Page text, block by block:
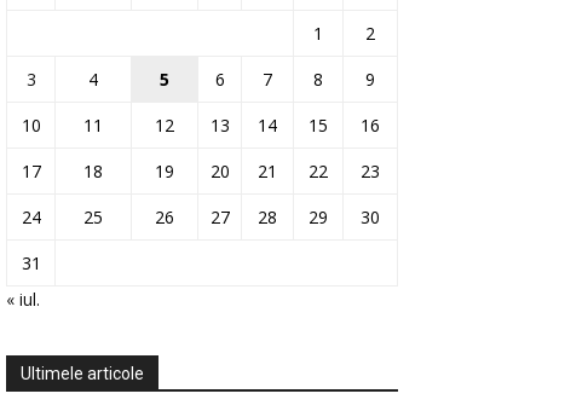
1
2
3
4 5 6 7 8
9
10
11 12 13 14 15
16
17
18 19 20 21 22
23
24
25 26 27 28 29
30
31
« iul.
Ultimele articole